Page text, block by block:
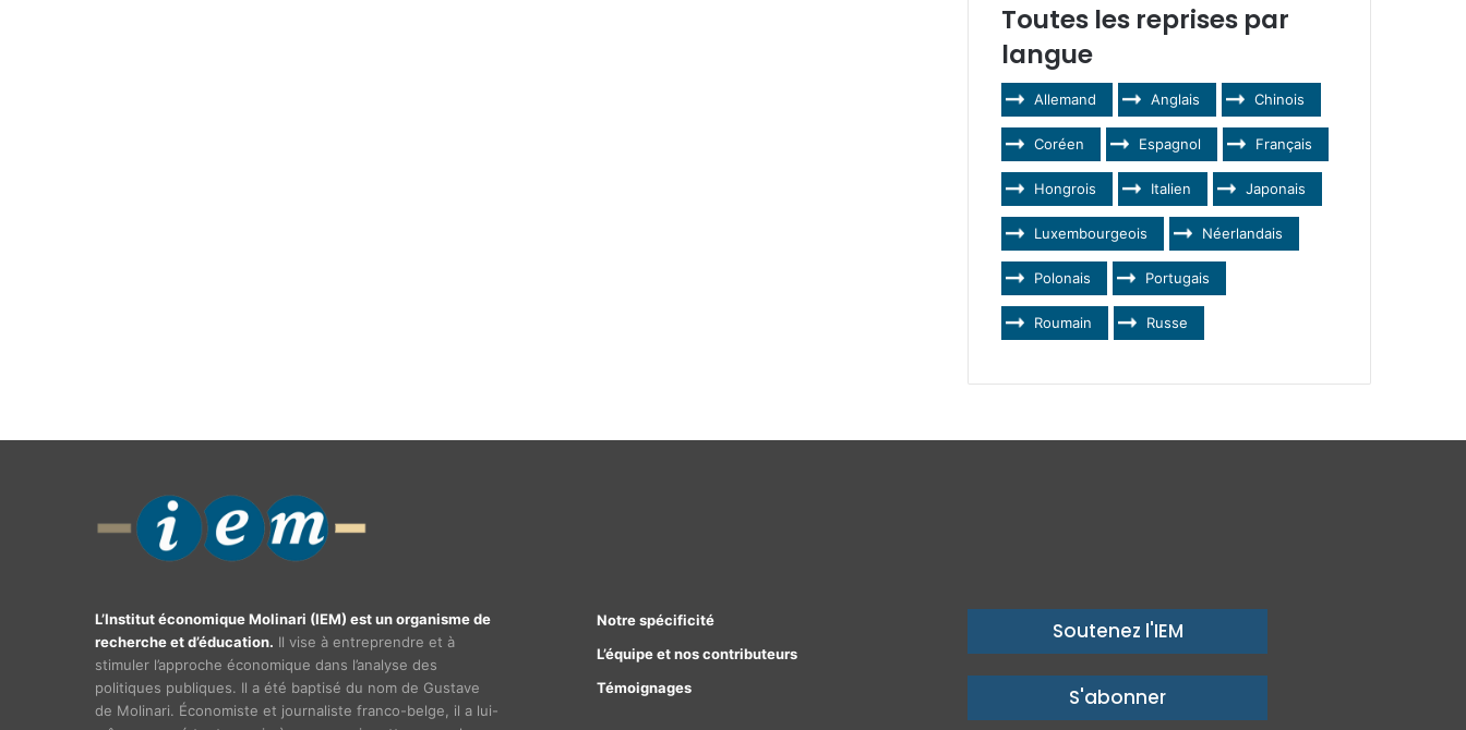
Toutes les reprises par
langue
Allemand Anglais Chinois
Coréen Espagnol Français
Hongrois Italien Japonais
Luxembourgeois Néerlandais
Polonais Portugais
Roumain Russe
L’Institut économique Molinari (IEM) est un organisme de
recherche et d’éducation. Il vise à entreprendre et à
stimuler l’approche économique dans l’analyse des
politiques publiques. Il a été baptisé du nom de Gustave
de Molinari. Économiste et journaliste franco-belge, il a lui-
Notre spécificité
L’équipe et nos contributeurs
Témoignages
Soutenez l'IEM
S'abonner